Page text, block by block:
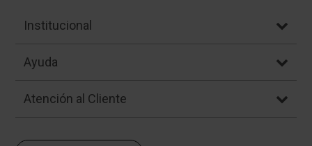
Institucional
Ayuda
Atención al Cliente